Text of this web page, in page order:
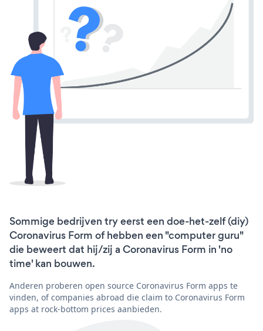
Sommige bedrijven try eerst een doe-het-zelf (diy)
Coronavirus Form of hebben een "computer guru"
die beweert dat hij/zij a Coronavirus Form in 'no
time' kan bouwen.
Anderen proberen open source Coronavirus Form apps te
vinden, of companies abroad die claim to Coronavirus Form
apps at rock-bottom prices aanbieden.